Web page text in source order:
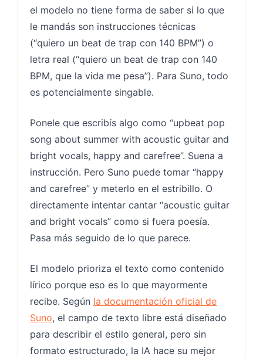
el modelo no tiene forma de saber si lo que
le mandás son instrucciones técnicas
(“quiero un beat de trap con 140 BPM”) o
letra real (“quiero un beat de trap con 140
BPM, que la vida me pesa”). Para Suno, todo
es potencialmente singable.
Ponele que escribís algo como “upbeat pop
song about summer with acoustic guitar and
bright vocals, happy and carefree”. Suena a
instrucción. Pero Suno puede tomar “happy
and carefree” y meterlo en el estribillo. O
directamente intentar cantar “acoustic guitar
and bright vocals” como si fuera poesía.
Pasa más seguido de lo que parece.
El modelo prioriza el texto como contenido
lírico porque eso es lo que mayormente
recibe. Según la documentación oficial de
Suno, el campo de texto libre está diseñado
para describir el estilo general, pero sin
formato estructurado, la IA hace su mejor